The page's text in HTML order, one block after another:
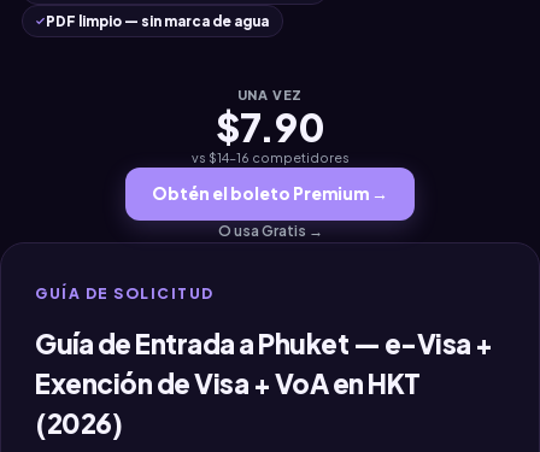
PDF limpio — sin marca de agua
UNA VEZ
$7.90
vs $14–16 competidores
Obtén el boleto Premium →
O usa Gratis →
GUÍA DE SOLICITUD
Guía de Entrada a Phuket — e-Visa +
Exención de Visa + VoA en HKT
(2026)